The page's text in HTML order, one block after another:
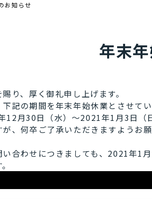
お知らせ
年末
り、厚く御礼申し上げます。
記の期間を年末年始休業とさせてい
12月30日（水）～2021年1月3日（
、何卒ご了承いただきますようお
合わせにつきましても、2021年1